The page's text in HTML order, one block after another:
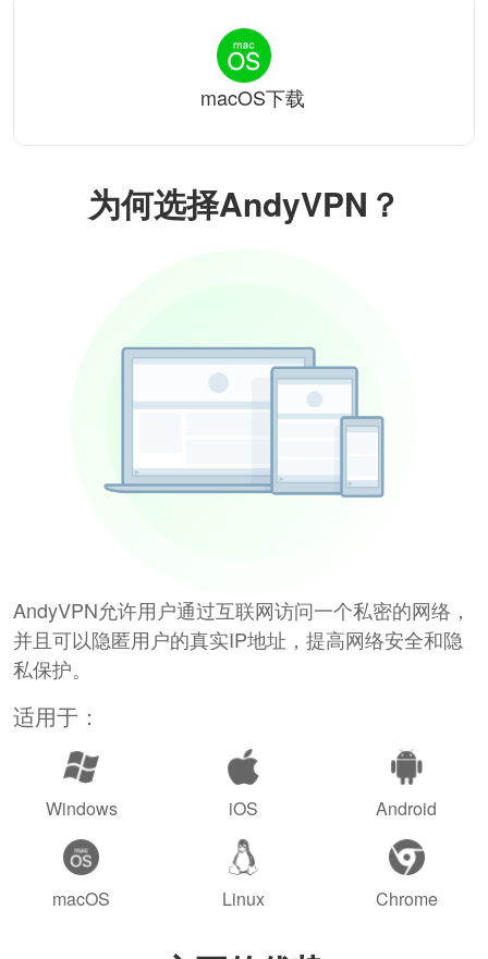
为何选择AndyVPN？
AndyVPN允许用户通过互联网访问一个私密的网络，
并且可以隐匿用户的真实IP地址，提高网络安全和隐
私保护。
适用于：
Windows iOS Android
macOS Linux Chrome
macOS下载